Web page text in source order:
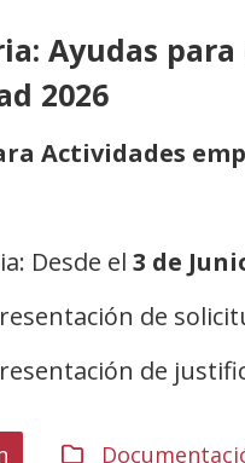
Ayudas
2026
Actividades
Desde el 3 de
de
de